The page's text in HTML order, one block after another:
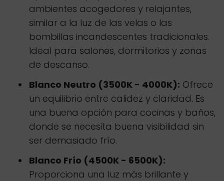
ambientes acogedores y relajantes,
similar a la luz de las velas o las
bombillas incandescentes tradicionales.
Ideal para salones, dormitorios y zonas
de descanso.
Blanco Neutro (3500K - 4000K): Ofrece
un equilibrio entre calidez y claridad. Es
una buena opción para cocinas y baños,
donde se necesita buena visibilidad sin
ser demasiado frío.
Blanco Frío (4500K - 6500K):
Proporciona una luz más brillante y